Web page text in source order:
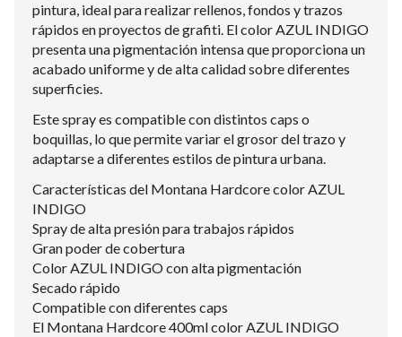
pintura, ideal para realizar rellenos, fondos y trazos
rápidos en proyectos de grafiti. El color AZUL INDIGO
presenta una pigmentación intensa que proporciona un
acabado uniforme y de alta calidad sobre diferentes
superficies.
Este spray es compatible con distintos caps o
boquillas, lo que permite variar el grosor del trazo y
adaptarse a diferentes estilos de pintura urbana.
Características del Montana Hardcore color AZUL
INDIGO
Spray de alta presión para trabajos rápidos
Gran poder de cobertura
Color AZUL INDIGO con alta pigmentación
Secado rápido
Compatible con diferentes caps
El Montana Hardcore 400ml color AZUL INDIGO